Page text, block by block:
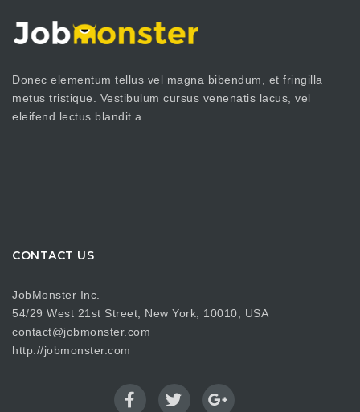
Donec elementum tellus vel magna bibendum, et fringilla
metus tristique. Vestibulum cursus venenatis lacus, vel
eleifend lectus blandit a.
CONTACT US
JobMonster Inc.
54/29 West 21st Street, New York, 10010, USA
contact@jobmonster.com
http://jobmonster.com